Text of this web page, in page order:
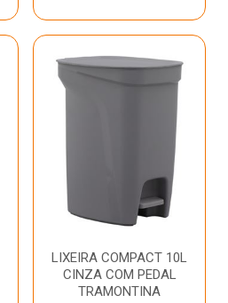
LIXEIRA COMPACT 10L
CINZA COM PEDAL
TRAMONTINA